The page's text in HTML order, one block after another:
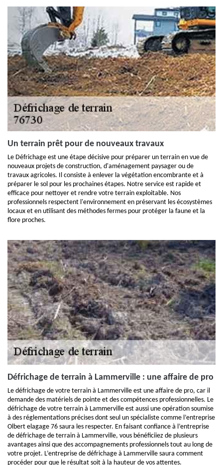
Un terrain prêt pour de nouveaux travaux
Le Défrichage est une étape décisive pour préparer un terrain en vue de
nouveaux projets de construction, d'aménagement paysager ou de
travaux agricoles. Il consiste à enlever la végétation encombrante et à
préparer le sol pour les prochaines étapes. Notre service est rapide et
efficace pour nettoyer et rendre votre terrain exploitable. Nos
professionnels respectent l'environnement en préservant les écosystèmes
locaux et en utilisant des méthodes fermes pour protéger la faune et la
flore proches.
Défrichage de terrain à Lammerville : une affaire de pro
Le défrichage de votre terrain à Lammerville est une affaire de pro, car il
demande des matériels de pointe et des compétences professionnelles. Le
défrichage de votre terrain à Lammerville est aussi une opération soumise
à des réglementations précises dont seul un spécialiste comme l’entreprise
Olbert elagage 76 saura les respecter. En faisant confiance à l’entreprise
de défrichage de terrain à Lammerville, vous bénéficiiez de plusieurs
avantages ainsi que des accompagnements professionnels tout au long de
votre projet. L’entreprise de défrichage à Lammerville saura comment
procéder pour que le résultat soit à la hauteur de vos attentes.